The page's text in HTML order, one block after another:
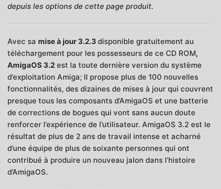
depuis les options de cette page produit.
Avec sa mise à jour 3.2.3 disponible gratuitement au
téléchargement pour les possesseurs de ce CD ROM,
AmigaOS 3.2 est la toute dernière version du système
d’exploitation Amiga; Il propose plus de 100 nouvelles
fonctionnalités, des dizaines de mises à jour qui couvrent
presque tous les composants d’AmigaOS et une batterie
de corrections de bogues qui vont sans aucun doute
renforcer l’expérience de l’utilisateur. AmigaOS 3.2 est le
résultat de plus de 2 ans de travail intense et acharné
d’une équipe de plus de soixante personnes qui ont
contribué à produire un nouveau jalon dans l’histoire
d’AmigaOS.